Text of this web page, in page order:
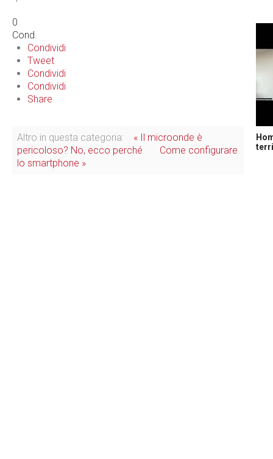
0
Cond.
Condividi
Tweet
Condividi
Condividi
Share
Altro in questa categoria:
« Il microonde è
pericoloso? No, ecco perché
Come configurare
lo smartphone »